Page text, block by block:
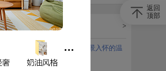
热门家装案例 >
1、山湖郡240平全案设计丨揽景入怀的温
润美学
返回
顶部